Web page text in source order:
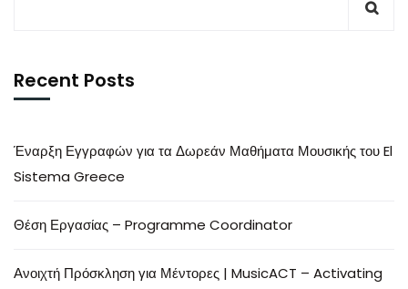
Recent Posts
Έναρξη Εγγραφών για τα Δωρεάν Μαθήματα Μουσικής του El
Sistema Greece
Θέση Εργασίας – Programme Coordinator
Ανοιχτή Πρόσκληση για Μέντορες | MusicACT – Activating